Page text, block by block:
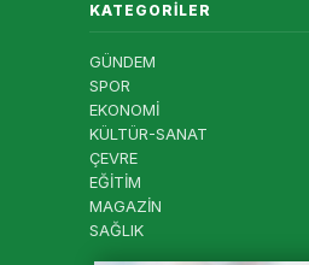
KATEGORILER
GÜNDEM
SPOR
EKONOMİ
KÜLTÜR-SANAT
ÇEVRE
EĞİTİM
MAGAZİN
SAĞLIK